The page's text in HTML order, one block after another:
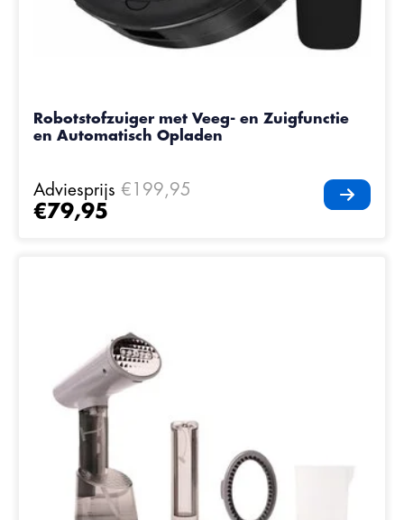
Robotstofzuiger met Veeg- en Zuigfunctie
en Automatisch Opladen
Adviesprijs €199,95
€79,95